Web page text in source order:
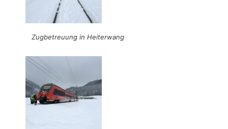
Zugbetreuung in Heiterwang